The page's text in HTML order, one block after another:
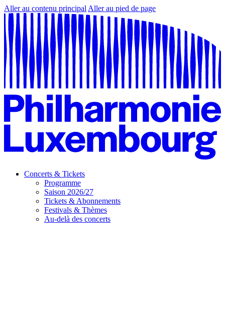
Aller au contenu principal Aller au pied de page
Concerts & Tickets
Programme
Saison 2026/27
Tickets & Abonnements
Festivals & Thèmes
Au-delà des concerts